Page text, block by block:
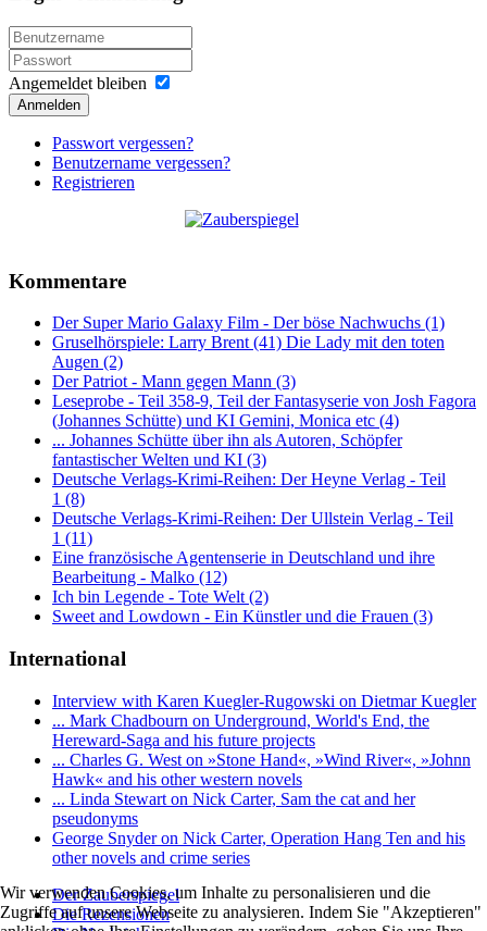
Angemeldet bleiben
Anmelden
Passwort vergessen?
Benutzername vergessen?
Registrieren
Kommentare
Der Super Mario Galaxy Film - Der böse Nachwuchs (1)
Gruselhörspiele: Larry Brent (41) Die Lady mit den toten
Augen (2)
Der Patriot - Mann gegen Mann (3)
Leseprobe - Teil 358-9, Teil der Fantasyserie von Josh Fagora
(Johannes Schütte) und KI Gemini, Monica etc (4)
... Johannes Schütte über ihn als Autoren, Schöpfer
fantastischer Welten und KI (3)
Deutsche Verlags-Krimi-Reihen: Der Heyne Verlag - Teil
1 (8)
Deutsche Verlags-Krimi-Reihen: Der Ullstein Verlag - Teil
1 (11)
Eine französische Agentenserie in Deutschland und ihre
Bearbeitung - Malko (12)
Ich bin Legende - Tote Welt (2)
Sweet and Lowdown - Ein Künstler und die Frauen (3)
International
Interview with Karen Kuegler-Rugowski on Dietmar Kuegler
... Mark Chadbourn on Underground, World's End, the
Hereward-Saga and his future projects
... Charles G. West on »Stone Hand«, »Wind River«, »Johnn
Hawk« and his other western novels
... Linda Stewart on Nick Carter, Sam the cat and her
pseudonyms
George Snyder on Nick Carter, Operation Hang Ten and his
other novels and crime series
Der Zauberspiegel
Die Rezensionen
Wir verwenden Cookies, um Inhalte zu personalisieren und die
Zugriffe auf unsere Webseite zu analysieren. Indem Sie "Akzeptieren"